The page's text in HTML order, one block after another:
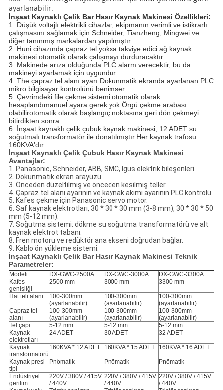
ayarlanabilir.
İnşaat Kaynaklı Çelik Bar Hasır Kaynak Makinesi Özellikleri:
1. Düşük voltajlı elektrikli cihazlar, ekipmanın verimli ve istikrarlı
çalışmasını sağlamak için Schneider, Tianzheng, Mingwei ve
diğer tanınmış markalardan yapılmıştır.
2. Huni cihazında çapraz tel yoksa takviye edici ağ kaynak
makinesi otomatik olarak çalışmayı durduracaktır.
3. Makinede arıza olduğunda PLC alarm verecektir, bu da
makineyi ayarlamak için uygundur.
4. The çapraz tel alanı ayarı Dokunmatik ekranda ayarlanan PLC
mikro bilgisayar kontrolünü benimser.
5. Çevrimdeki file çekme sistemi otomatik olarak
hesaplandımanuel ayara gerek yok.Örgü çekme arabası
olabilirotomatik olarak başlangıç ​​noktasına geri dön çekmeyi
bitirdikten sonra.
6. İnşaat kaynaklı çelik çubuk kaynak makinesi, 12 ADET su
soğutmalı transformatör ile donatılmıştır.Her kaynak trafosu
160KVA'dır.
İnşaat Kaynaklı Çelik Çubuk Hasır Kaynak Makinesi
Avantajlar:
1. Panasonic, Schneider, ABB, SMC, Igus elektrik bileşenleri.
2. Dokunmatik ekran arayüzü.
3. Önceden düzeltilmiş ve önceden kesilmiş teller.
4. Çapraz tel alanı ayarının ve kaynak akımı ayarının PLC kontrolü.
5. Kafes çekme için Panasonic servo motor.
6. Saf kaynak elektrotları, 30 * 30 * 30 mm (3-8 mm), 30 * 30 * 50
mm (5-12 mm).
7. Soğutma sistemi: dökme su soğutma transformatörü ve alt
kaynak elektrot tabanı.
8. Fren motoru ve redüktör ana ekseni doğrudan bağlar.
9. Kablo ön yükleme sistemi.
İnşaat Kaynaklı Çelik Bar Hasır Kaynak Makinesi Teknik
Parametreler:
Modeli DX-GWC-2500A DX-GWC-3000A
DX-GWC-3300A
Kafes
genişliği
2500 mm 3000 mm 3300 mm
Hat teli alanı
100-300mm
(ayarlanabilir)
100-300mm
(ayarlanabilir)
100-300mm
(ayarlanabilir)
Çapraz tel
alanı
100-300mm
(ayarlanabilir)
100-300mm
(ayarlanabilir)
100-300mm
(ayarlanabilir)
Tel çapı
5-12 mm 5-12 mm
5-12 mm
Kaynak
elektrotları
24 ADET 30 ADET 32 ADET
Kaynak
transformatörü
160KVA * 12 ADET 160KVA * 15 ADET 160KVA * 16 ADET
Kaynak presi
tipi
Pnömatik Pnömatik Pnömatik
Endüstriyel
gerilim
220V / 380V / 415V
/ 440V
220V / 380V / 415V
/ 440V
220V / 380V / 415V
/ 440V